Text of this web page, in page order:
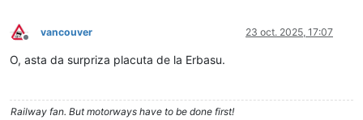
Deconectat
vancouver 23 oct. 2025, 17:07
O, asta da surpriza placuta de la Erbasu.
Railway fan. But motorways have to be done first!